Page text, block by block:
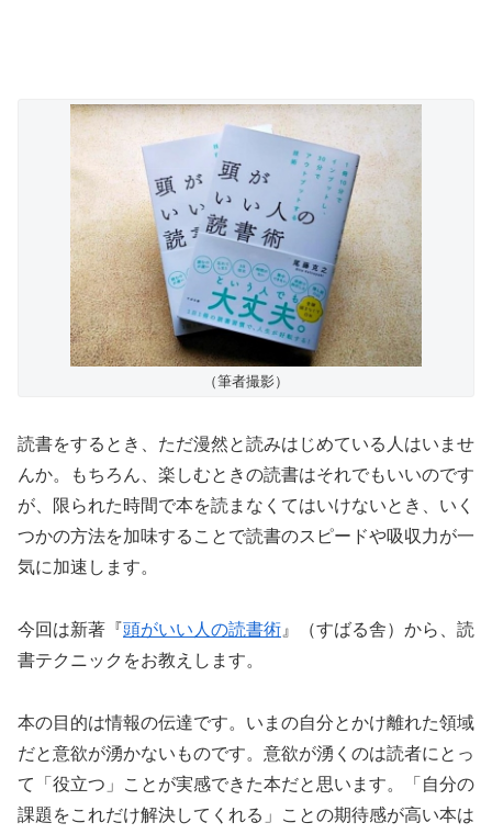
（筆者撮影）
読書をするとき、ただ漫然と読みはじめている人はいませ
んか。もちろん、楽しむときの読書はそれでもいいのです
が、限られた時間で本を読まなくてはいけないとき、いく
つかの方法を加味することで読書のスピードや吸収力が一
気に加速します。
今回は新著『頭がいい人の読書術 』（すばる舎）から、読
書テクニックをお教えします。
本の目的は情報の伝達です。いまの自分とかけ離れた領域
だと意欲が湧かないものです。意欲が湧くのは読者にとっ
て「役立つ」ことが実感できた本だと思います。「自分の
課題をこれだけ解決してくれる」ことの期待感が高い本は